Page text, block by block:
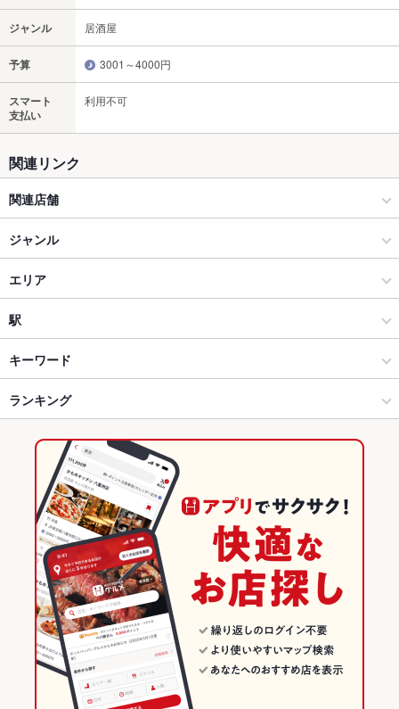
ジャンル 居酒屋
予算 3001～4000円
スマート
支払い
利用不可
関連リンク
関連店舗
海ぶね
茅ヶ崎 海ぶね 新宿パークタワー店
茅ヶ崎 海ぶね 横浜西口天理ビル店
茅ヶ崎 海ぶね トツカーナ店
茅ヶ崎 海ぶね 大和店
四季食遊 鮮と閑 横浜西口ＴＳプラザビル店
ジャンル
居酒屋
海鮮
藤沢・辻堂茅ヶ崎・平塚・湘南台 × 居酒屋
藤沢・辻堂茅ヶ崎・平塚・湘南台 × 海鮮
湘南台駅 × 居酒屋
湘南台駅 × 海鮮
和食全般
藤沢・辻堂茅ヶ崎・平塚・湘南台 × 和食
藤沢・辻堂茅ヶ崎・平塚・湘南台 × 和食全般
湘南台駅 × 和食
エリア
湘南台
湘南台 × 居酒屋
湘南台 × 海鮮
湘南台 × 和食
湘南台 × 和食全般
神奈川
神奈川 × 居酒屋
神奈川 × 海鮮
神奈川 × 和食
神奈川 × 和食全般
駅
湘南台駅
六会日大前駅
ゆめが丘駅
キーワード
からあげ 焼きそば
ランキング
神奈川のグルメランキング
神奈川の居酒屋ランキング
神奈川の海鮮ランキング
藤沢・辻堂茅ヶ崎・平塚・湘南台のグルメランキング
藤沢・辻堂茅ヶ崎・平塚・湘南台の居酒屋ランキング
藤沢・辻堂茅ヶ崎・平塚・湘南台の海鮮ランキング
湘南台のグルメランキング